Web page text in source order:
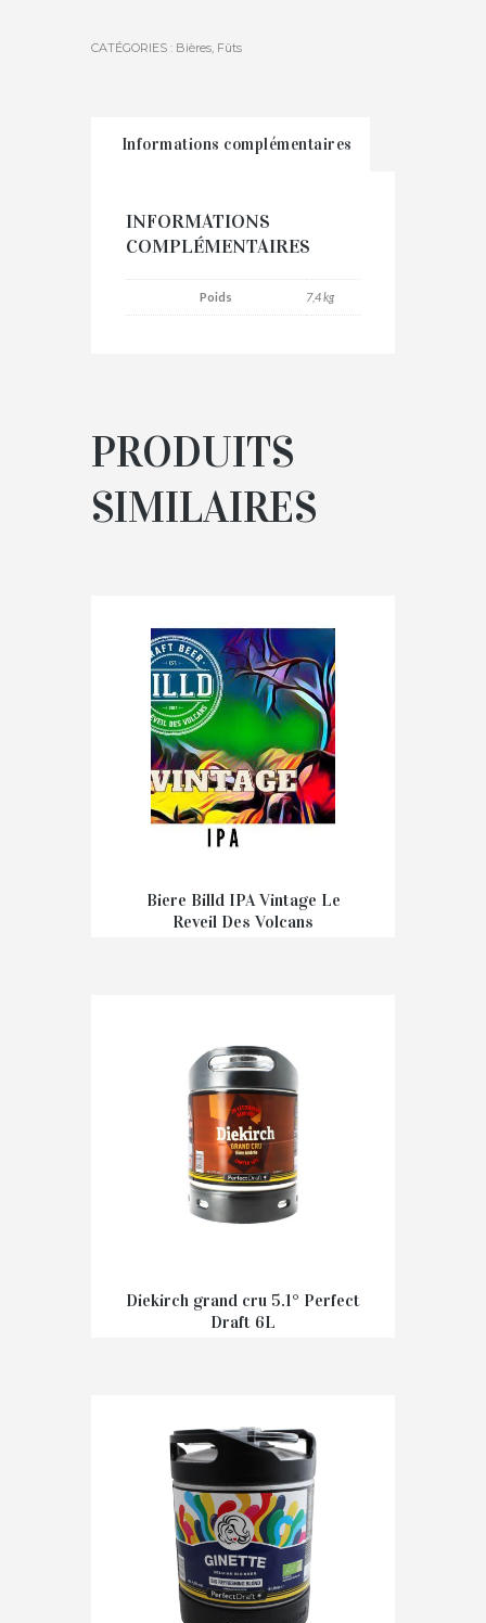
CATÉGORIES : Bières, Fûts
Informations complémentaires
INFORMATIONS
COMPLÉMENTAIRES
Poids 7,4 kg
PRODUITS
SIMILAIRES
Biere Billd IPA Vintage Le
Reveil Des Volcans
Diekirch grand cru 5.1° Perfect
Draft 6L